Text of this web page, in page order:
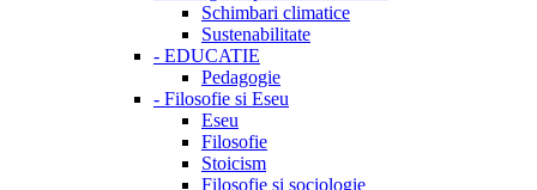
Schimbari climatice
Sustenabilitate
- EDUCATIE
Pedagogie
- Filosofie si Eseu
Eseu
Filosofie
Stoicism
Filosofie si sociologie